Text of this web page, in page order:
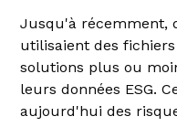
Jusqu'à récemment,
utilisaient des
solutions plus ou
leurs données ESG.
aujourd'hui des